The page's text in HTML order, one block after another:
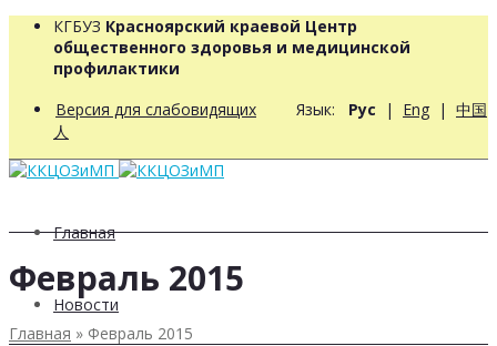
КГБУЗ Красноярский краевой Центр
общественного здоровья и медицинской
профилактики
Версия для слабовидящих Язык: Рус | Eng | 中国
人
Главная
Новости
Февраль 2015
Главная » Февраль 2015